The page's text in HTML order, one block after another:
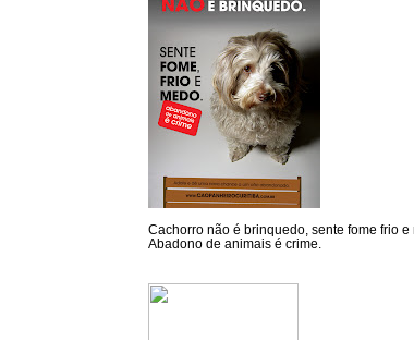
Cachorro não é brinquedo, sente fome frio e
Abadono de animais é crime.